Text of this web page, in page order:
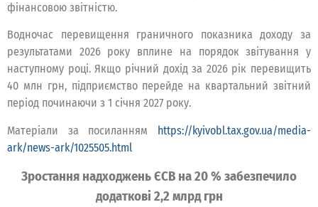
фінансовою звітністю.
Водночас перевищення граничного показника доходу за
результатами 2026 року вплине на порядок звітування у
наступному році. Якщо річний дохід за 2026 рік перевищить
40 млн грн, підприємство перейде на квартальний звітний
період починаючи з 1 січня 2027 року.
Матеріали за посиланням https://kyivobl.tax.gov.ua/media-
ark/news-ark/1025505.html
Зростання надходжень ЄСВ на 20 % забезпечило
додаткові 2,2 млрд грн